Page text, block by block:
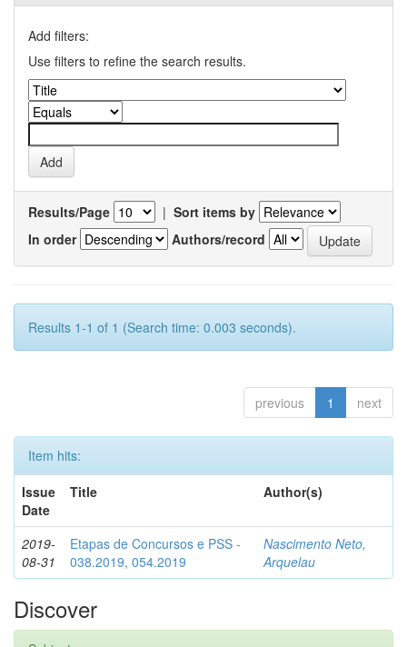
Add filters:
Use filters to refine the search results.
Results/Page | Sort items by
In order
Authors/record
Results 1-1 of 1 (Search time: 0.003 seconds).
previous 1 next
Item hits:
Issue
Date
Title Author(s)
2019-
08-31
Etapas de Concursos e PSS -
038.2019, 054.2019
Nascimento Neto,
Arquelau
Discover